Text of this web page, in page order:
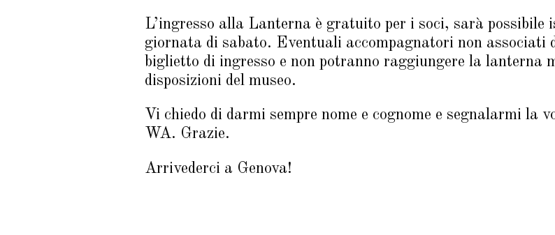
L’ingresso alla Lanterna è gratuito per i soci, sarà possibile
giornata di sabato. Eventuali accompagnatori non associati
biglietto di ingresso e non potranno raggiungere la lanterna
disposizioni del museo.
Vi chiedo di darmi sempre nome e cognome e segnalarmi la
WA. Grazie.
Arrivederci a Genova!